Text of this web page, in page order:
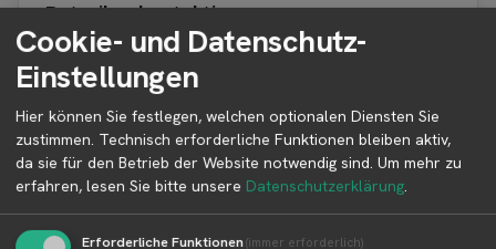
Betreiber kontaktieren
Auf der Profilseite des Betreibers findest du weitere
Informationen zum Betreiber und
Kontaktmöglichkeiten.
👤︎ Profilseite
Cookie- und Datenschutz-
Einstellungen
Hier können Sie festlegen, welchen optionalen Diensten Sie
zustimmen. Technisch erforderliche Funktionen bleiben aktiv,
da sie für den Betrieb der Website notwendig sind. Um mehr zu
erfahren, lesen Sie bitte unsere Datenschutzerklärung.
Erforderliche Funktionen(immer erforderlich)